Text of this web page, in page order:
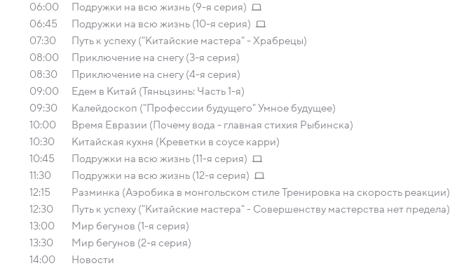
06:00
Подружки на всю жизнь (9-я серия)
06:45
Подружки на всю жизнь (10-я серия)
07:30
Путь к успеху ("Китайские мастера" - Храбрецы)
08:00
Приключение на снегу (3-я серия)
08:30
Приключение на снегу (4-я серия)
09:00
Едем в Китай (Тяньцзинь: Часть 1-я)
09:30
Калейдоскоп ("Профессии будущего" Умное будущее)
10:00
Время Евразии (Почему вода - главная стихия Рыбинска)
10:30
Китайская кухня (Креветки в соусе карри)
10:45
Подружки на всю жизнь (11-я серия)
11:30
Подружки на всю жизнь (12-я серия)
12:15
Разминка (Аэробика в монгольском стиле Тренировка на скорость реакции)
12:30
Путь к успеху ("Китайские мастера" - Совершенству мастерства нет предела)
13:00
Мир бегунов (1-я серия)
13:30
Мир бегунов (2-я серия)
14:00
Новости